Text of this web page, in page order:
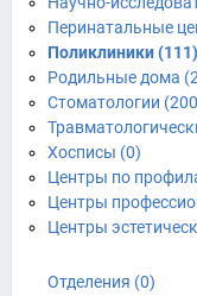
Перинатальные
Поликлиники (111)
Родильные дома
Стоматологии
Хосписы (0)
Центры по
Центры
Центры
Отделения (0)